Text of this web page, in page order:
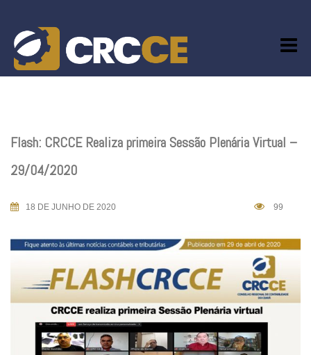
content
Flash: CRCCE Realiza primeira Sessão Plenária Virtual –
29/04/2020
18 DE JUNHO DE 2020 99